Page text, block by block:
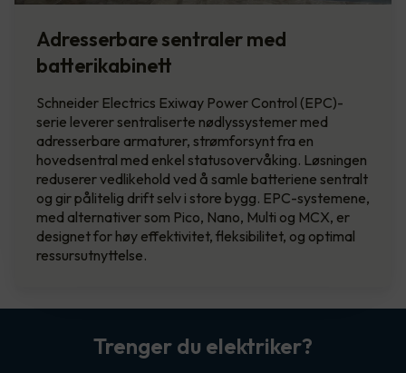
Adresserbare sentraler med
batterikabinett
Schneider Electrics Exiway Power Control (EPC)-
serie leverer sentraliserte nødlyssystemer med
adresserbare armaturer, strømforsynt fra en
hovedsentral med enkel statusovervåking. Løsningen
reduserer vedlikehold ved å samle batteriene sentralt
og gir pålitelig drift selv i store bygg. EPC-systemene,
med alternativer som Pico, Nano, Multi og MCX, er
designet for høy effektivitet, fleksibilitet, og optimal
ressursutnyttelse.
Trenger du elektriker?